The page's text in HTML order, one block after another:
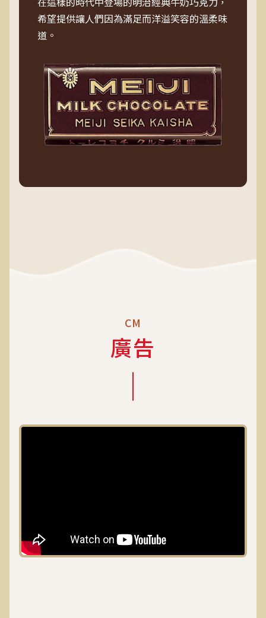
希望提供讓人們因為滿足而洋溢笑容的溫柔味
道。
CM
廣告